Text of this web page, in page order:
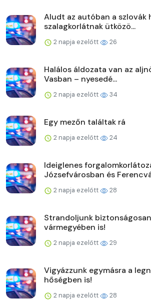
Aludt az autóban a szlovák
szalagkorlátnak ütközö...
2 napja ezelőtt 26
Halálos áldozata van az
Vasban – nyesedé...
2 napja ezelőtt 34
Egy mezőn találtak rá
2 napja ezelőtt 24
Ideiglenes
Józsefvárosban és
2 napja ezelőtt 28
Strandoljunk
vármegyében is!
2 napja ezelőtt 29
Vigyázzunk egymásra a
hőségben is!
2 napja ezelőtt 28